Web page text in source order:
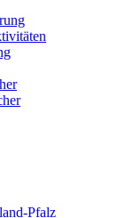
Pfalz